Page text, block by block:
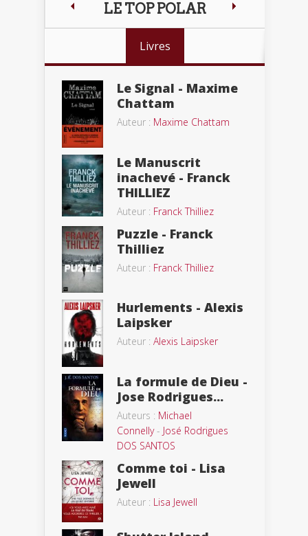
LE TOP POLAR
Livres
Le Signal - Maxime
Chattam
Auteur : Maxime Chattam
Le Manuscrit
inachevé - Franck
THILLIEZ
Auteur : Franck Thilliez
Puzzle - Franck
Thilliez
Auteur : Franck Thilliez
Hurlements - Alexis
Laipsker
Auteur : Alexis Laipsker
La formule de Dieu -
Jose Rodrigues...
Auteurs : Michael
Connelly- José Rodrigues
DOS SANTOS
Comme toi - Lisa
Jewell
Auteur : Lisa Jewell